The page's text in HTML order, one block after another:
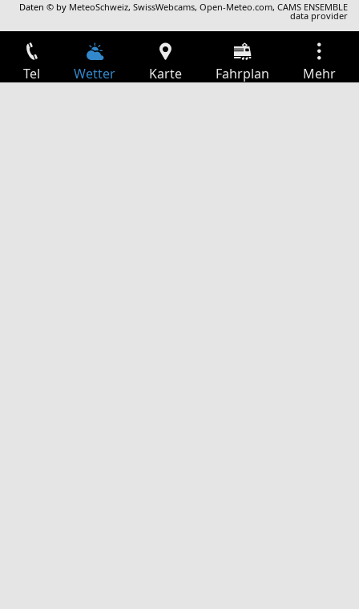
Daten © by MeteoSchweiz,SwissWebcams,Open-Meteo.com,CAMS ENSEMBLE
data provider
Tel Wetter Karte Fahrplan Mehr